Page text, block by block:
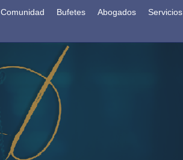
Comunidad Bufetes Abogados Servicios